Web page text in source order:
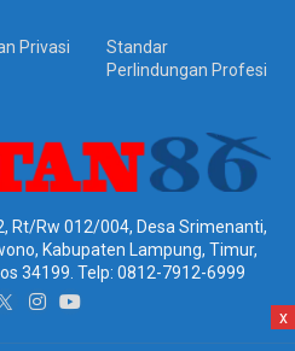
Privasi
Standar
Perlindungan Profesi
Rt/Rw 012/004, Desa Srimenanti,
Kabupaten Lampung, Timur,
34199. Telp: 0812-7912-6999
x